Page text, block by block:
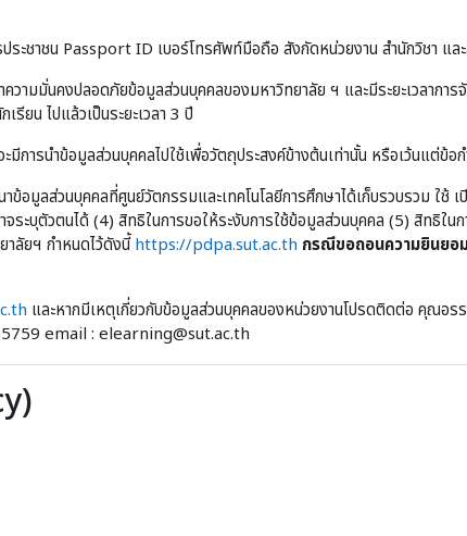
ชาชน Passport ID เบอร์โทรศัพท์มือถือ สังกัดหน่วยงาน สำนักวิชา และ
มั่นคงปลอดภัยข้อมูลส่วนบุคคลของมหาวิทยาลัย ฯ และมีระยะเวลาการ
ยน ไปแล้วเป็นระยะเวลา 3 ปี
ะมีการนำข้อมูลส่วนบุคคลไปใช้เพื่อวัตถุประสงค์ข้างต้นเท่านั้น หรือเว้นแต่ข้
ลส่วนบุคคลที่ศูนย์วัตกรรมและเทคโนโลยีการศึกษาได้เก็บรวบรวม ใช้
บุตัวตนได้ (4) สิทธิในการขอให้ระงับการใช้ข้อมูลส่วนบุคคล (5) สิทธิใน
าลัยฯ กำหนดไว้ดังนี้ https://pdpa.sut.ac.th กรณีขอถอนความยินยอ
และหากมีเหตุเกี่ยวกับข้อมูลส่วนบุคคลของหน่วยงานโปรดติดต่อ คุณอร
5759 email : elearning@sut.ac.th